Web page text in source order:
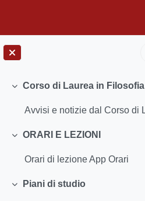
Minimizza
Corso di Laurea in Filosofia
Minimizza
ORARI E LEZIONI
Orari di lezione App Orari
Minimizza
Piani di studio